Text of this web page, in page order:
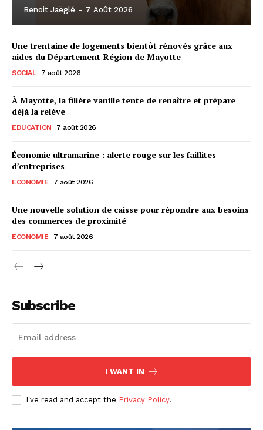
Benoit Jaëglé - 7 Août 2026
Une trentaine de logements bientôt rénovés grâce aux
aides du Département-Région de Mayotte
SOCIAL 7 août 2026
À Mayotte, la filière vanille tente de renaître et prépare
déjà la relève
EDUCATION 7 août 2026
Économie ultramarine : alerte rouge sur les faillites
d’entreprises
ECONOMIE 7 août 2026
Une nouvelle solution de caisse pour répondre aux besoins
des commerces de proximité
ECONOMIE 7 août 2026
Subscribe
I WANT IN
I've read and accept the Privacy Policy.